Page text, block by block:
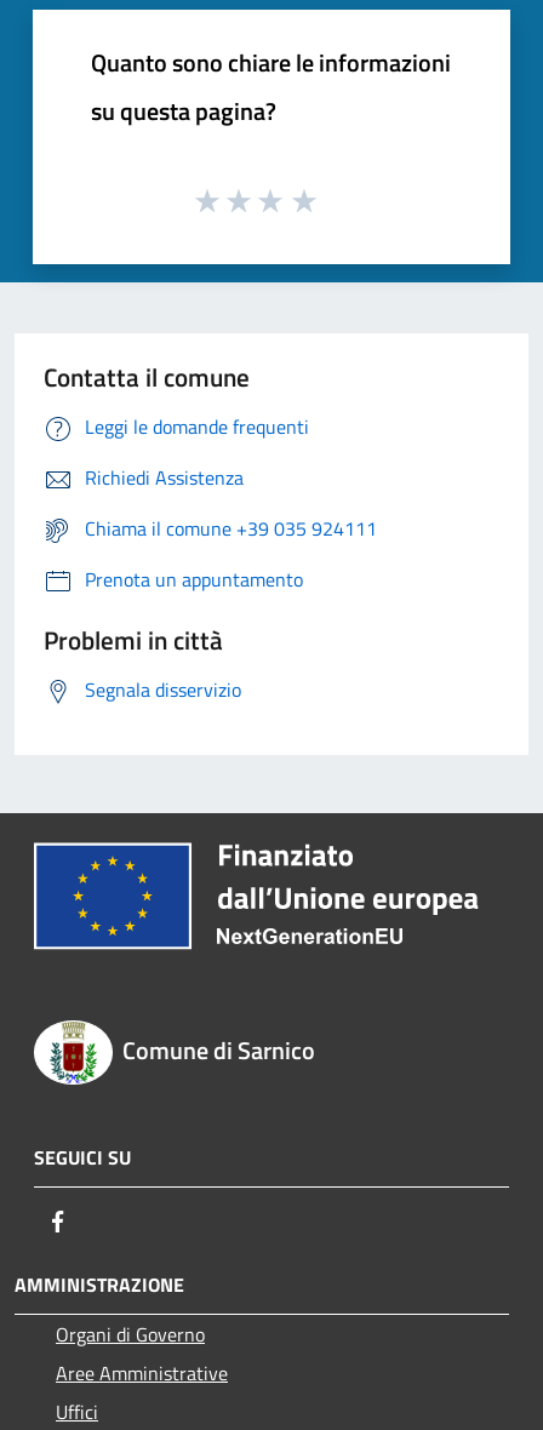
Quanto sono chiare le informazioni
su questa pagina?
Contatta il comune
Leggi le domande frequenti
Richiedi Assistenza
Chiama il comune +39 035 924111
Prenota un appuntamento
Problemi in città
Segnala disservizio
Comune di Sarnico
SEGUICI SU
AMMINISTRAZIONE
Organi di Governo
Aree Amministrative
Uffici